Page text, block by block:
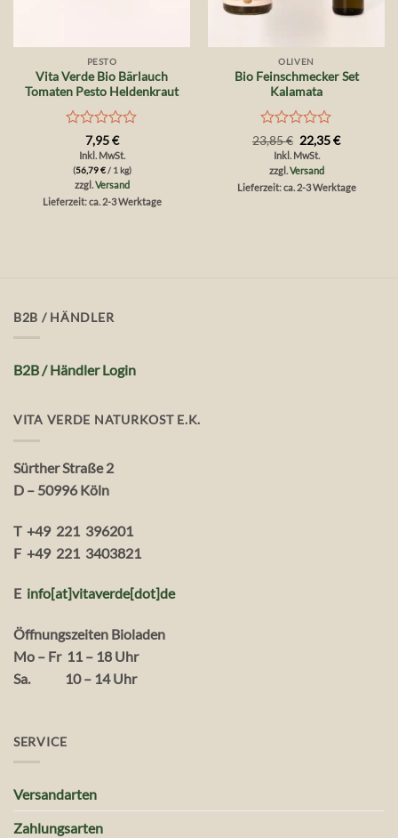
PESTO
Vita Verde Bio Bärlauch
Tomaten Pesto Heldenkraut
Bewertet
mit
0
von
7,95€
Inkl. MwSt.
(56,79€/ 1 kg)
zzgl.Versand
Lieferzeit: ca. 2-3 Werktage
OLIVEN
Bio Feinschmecker Set
Kalamata
Bewertet
mit
von
5
23,85€ Ursprünglicher
Preis
war:
23,85 €
22,35€Aktueller
Inkl. MwSt.
zzgl.Versand
Lieferzeit: ca. 2-3 Werktage
B2B / HÄNDLER
B2B / Händler Login
VITA VERDE NATURKOST E.K.
Sürther Straße 2
D – 50996 Köln
T +49 221 396201
F +49 221 3403821
E info[at]vitaverde[dot]de
Öffnungszeiten Bioladen
Mo – Fr 11 – 18 Uhr
Sa. 10 – 14 Uhr
SERVICE
Versandarten
Zahlungsarten